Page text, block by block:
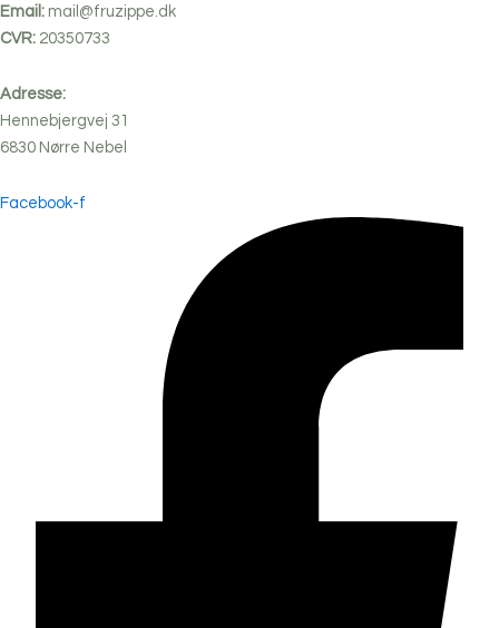
Email: mail@fruzippe.dk
CVR: 20350733
Adresse:
Hennebjergvej 31
6830 Nørre Nebel
Facebook-f